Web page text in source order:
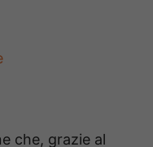
che, grazie al